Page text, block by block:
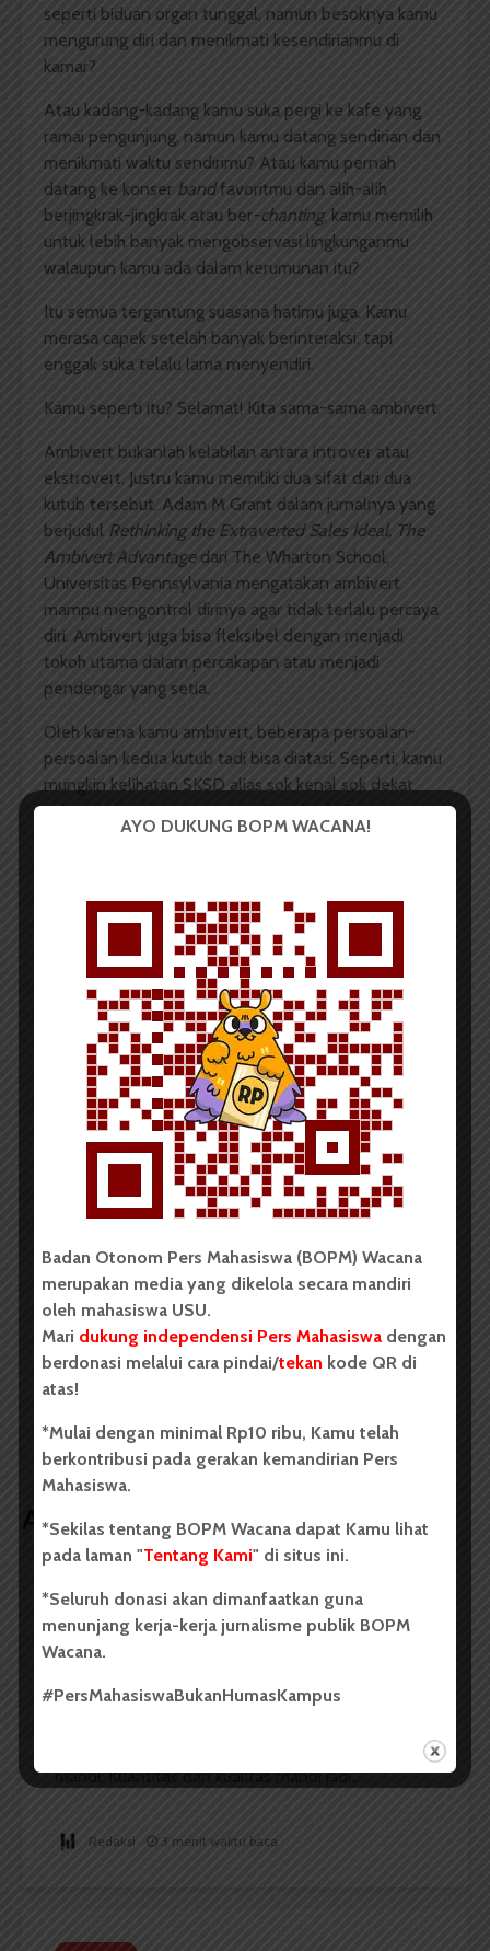
seperti biduan organ tunggal, namun besoknya kamu
mengurung diri dan menikmati kesendirianmu di
kamar?
Atau kadang-kadang kamu suka pergi ke kafe yang
ramai pengunjung, namun kamu datang sendirian dan
menikmati waktu sendirimu? Atau kamu pernah
datang ke konser bandfavoritmu dan alih-alih
berjingkrak-jingkrak atau ber-chanting, kamu memilih
untuk lebih banyak mengobservasi lingkunganmu
walaupun kamu ada dalam kerumunan itu?
Itu semua tergantung suasana hatimu juga. Kamu
merasa capek setelah banyak berinteraksi, tapi
enggak suka telalu lama menyendiri.
Kamu seperti itu? Selamat! Kita sama-sama ambivert.
Ambivert bukanlah kelabilan antara introver atau
ekstrovert. Justru kamu memiliki dua sifat dari dua
kutub tersebut. Adam M Grant dalam jurnalnya yang
berjudul Rethinking the Extraverted Sales Ideal, The
Ambivert Advantage dari The Wharton School,
Universitas Pennsylvania mengatakan ambivert
mampu mengontrol dirinya agar tidak terlalu percaya
diri. Ambivert juga bisa fleksibel dengan menjadi
tokoh utama dalam percakapan atau menjadi
pendengar yang setia.
Oleh karena kamu ambivert, beberapa persoalan-
persoalan kedua kutub tadi bisa diatasi. Seperti, kamu
mungkin kelihatan SKSD alias sok kenal sok dekat
sebagai ekstrovert. Atau kesulitan berhubungan sosial
dengan tetangga karena kamu introver. Tapi,
Komentar Facebook Anda
Redaksi
Badan Otonom Pers Mahasiswa (BOPM) Wacana
merupakan pers mahasiswa yang berdiri di luar
kampus dan dikelola secara mandiri oleh mahasiswa
Universitas Sumatera Utara (USU).
LIHAT SEMUA ARTIKEL
Ingat
Artikel terkait lain
KESEHATAN
Mandi Ala-ala Saja Cukup
Dark Mode | Moda Gelap
mandi. Kuantitas dan kualitas mandi jadi...
Redaksi 3 menit waktu baca
AYO DUKUNG BOPM WACANA!
Badan Otonom Pers Mahasiswa (BOPM) Wacana
merupakan media yang dikelola secara mandiri
oleh mahasiswa USU.
Mari dukung independensi Pers Mahasiswa dengan
berdonasi melalui cara pindai/tekan kode QR di
atas!
*Mulai dengan minimal Rp10 ribu, Kamu telah
berkontribusi pada gerakan kemandirian Pers
Mahasiswa.
*Sekilas tentang BOPM Wacana dapat Kamu lihat
pada laman "Tentang Kami" di situs ini.
*Seluruh donasi akan dimanfaatkan guna
menunjang kerja-kerja jurnalisme publik BOPM
Wacana.
#PersMahasiswaBukanHumasKampus